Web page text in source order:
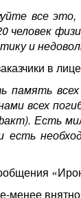
все
человек
и
в
память
всех
Есть
есть
менее